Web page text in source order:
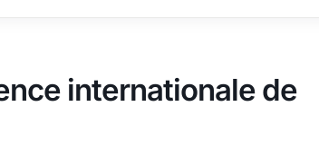
internationale de